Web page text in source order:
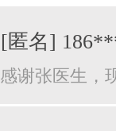
[匿名]
感谢张医生，